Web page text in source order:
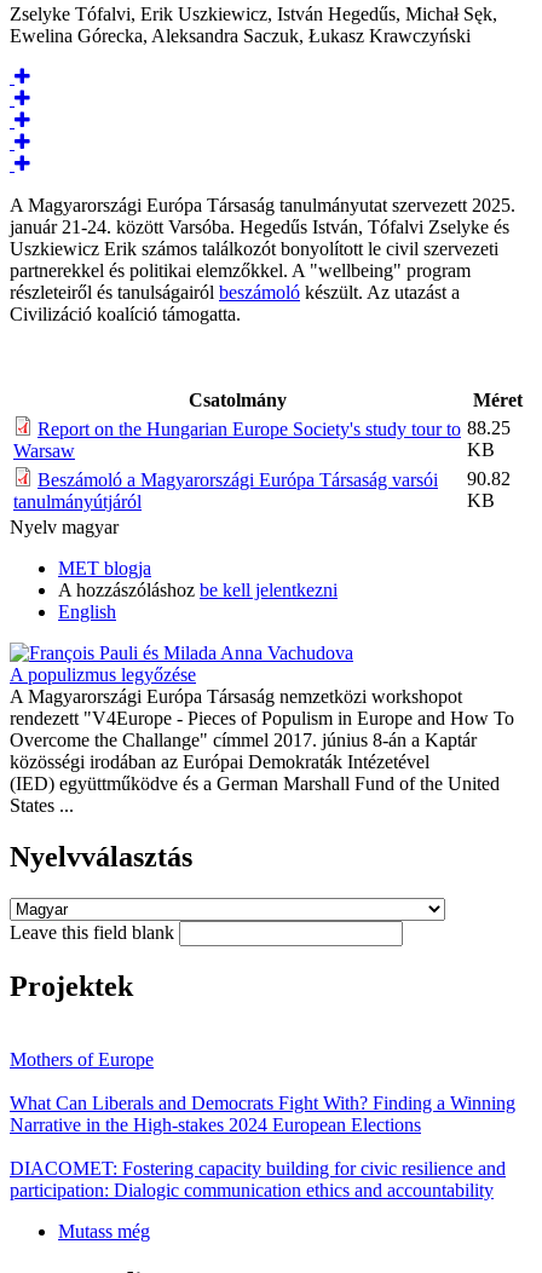
Zselyke Tófalvi, Erik Uszkiewicz, István Hegedűs, Michał Sęk,
Ewelina Górecka, Aleksandra Saczuk, Łukasz Krawczyński
A Magyarországi Európa Társaság tanulmányutat szervezett 2025.
január 21-24. között Varsóba. Hegedűs István, Tófalvi Zselyke és
Uszkiewicz Erik számos találkozót bonyolított le civil szervezeti
partnerekkel és politikai elemzőkkel. A "wellbeing" program
részleteiről és tanulságairól beszámoló készült. Az utazást a
Civilizáció koalíció támogatta.
Csatolmány
Méret
Report on the Hungarian Europe Society's study tour to
Warsaw
88.25
KB
Beszámoló a Magyarországi Európa Társaság varsói
tanulmányútjáról
90.82
KB
Nyelv magyar
MET blogja
A hozzászóláshoz be kell jelentkezni
English
A populizmus legyőzése
A Magyarországi Európa Társaság nemzetközi workshopot
rendezett "V4Europe - Pieces of Populism in Europe and How To
Overcome the Challange" címmel 2017. június 8-án a Kaptár
közösségi irodában az Európai Demokraták Intézetével
(IED) együttműködve és a German Marshall Fund of the United
States ...
Nyelvválasztás
Leave this field blank
Projektek
Mothers of Europe
What Can Liberals and Democrats Fight With? Finding a Winning
Narrative in the High-stakes 2024 European Elections
DIACOMET: Fostering capacity building for civic resilience and
participation: Dialogic communication ethics and accountability
Mutass még